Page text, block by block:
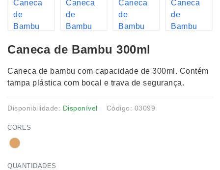
Caneca de Bambu 300ml
Caneca de bambu com capacidade de 300ml. Contém
tampa plástica com bocal e trava de segurança.
Disponibilidade: Disponível Código: 03099
CORES
QUANTIDADES